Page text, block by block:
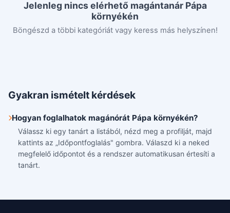
Jelenleg nincs elérhető magántanár Pápa
környékén
Böngészd a többi kategóriát vagy keress más helyszínen!
Gyakran ismételt kérdések
Hogyan foglalhatok magánórát Pápa környékén?
Válassz ki egy tanárt a listából, nézd meg a profilját, majd
kattints az „Időpontfoglalás" gombra. Válaszd ki a neked
megfelelő időpontot és a rendszer automatikusan értesíti a
tanárt.